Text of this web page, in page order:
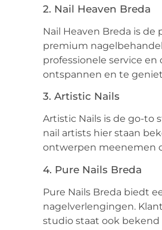
2. Nail Heaven Breda
Nail Heaven Breda is
premium
professionele service
ontspannen en te
3. Artistic Nails
Artistic Nails is de go-to
nail artists hier staan
ontwerpen meenemen
4. Pure Nails Breda
Pure Nails Breda biedt
nagelverlengingen.
studio staat ook